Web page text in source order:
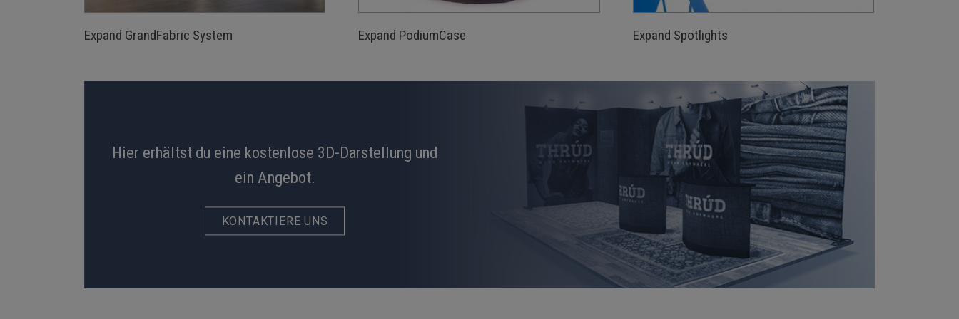
Expand GrandFabric System Expand PodiumCase Expand Spotlights
Hier erhältst du eine kostenlose 3D-Darstellung und
ein Angebot.
KONTAKTIERE UNS